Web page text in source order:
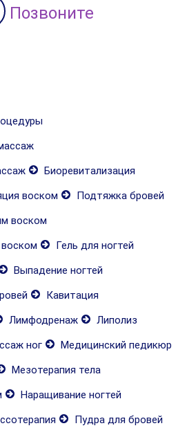
Позвоните
Биоревитализация
воском
Подтяжка бровей
воском
Гель для ногтей
Выпадение ногтей
Кавитация
Лимфодренаж
Липолиз
ног
Медицинский педикюр
Мезотерапия тела
Наращивание ногтей
Пудра для бровей